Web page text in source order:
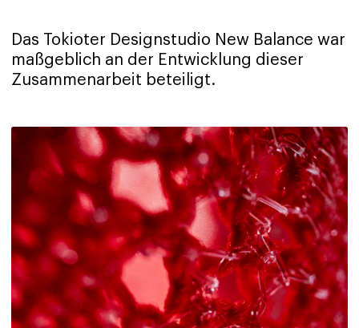
Das Tokioter Designstudio New Balance war
maßgeblich an der Entwicklung dieser
Zusammenarbeit beteiligt.